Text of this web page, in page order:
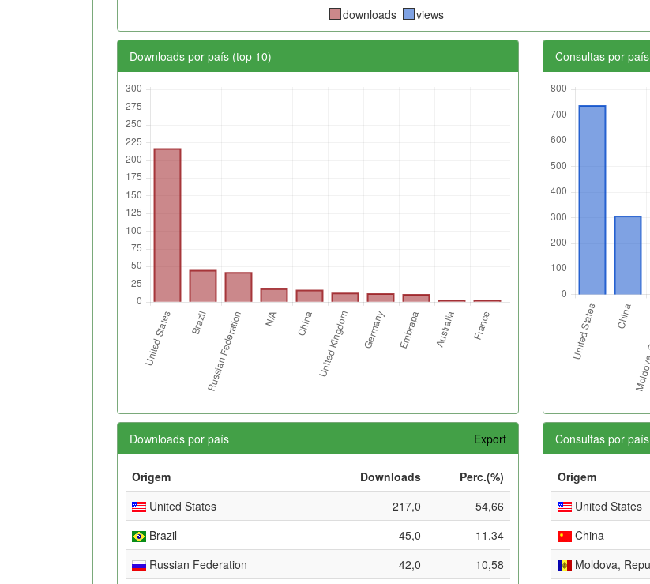
downloads views
Downloads por país (top 10) Consultas por
Downloads por país Export
Origem Downloads
Perc.(%)
United States
217,0
54,66
Brazil
45,0
11,34
Russian Federation
42,0
10,58
Consultas por país
Origem
United States
China
Moldova,